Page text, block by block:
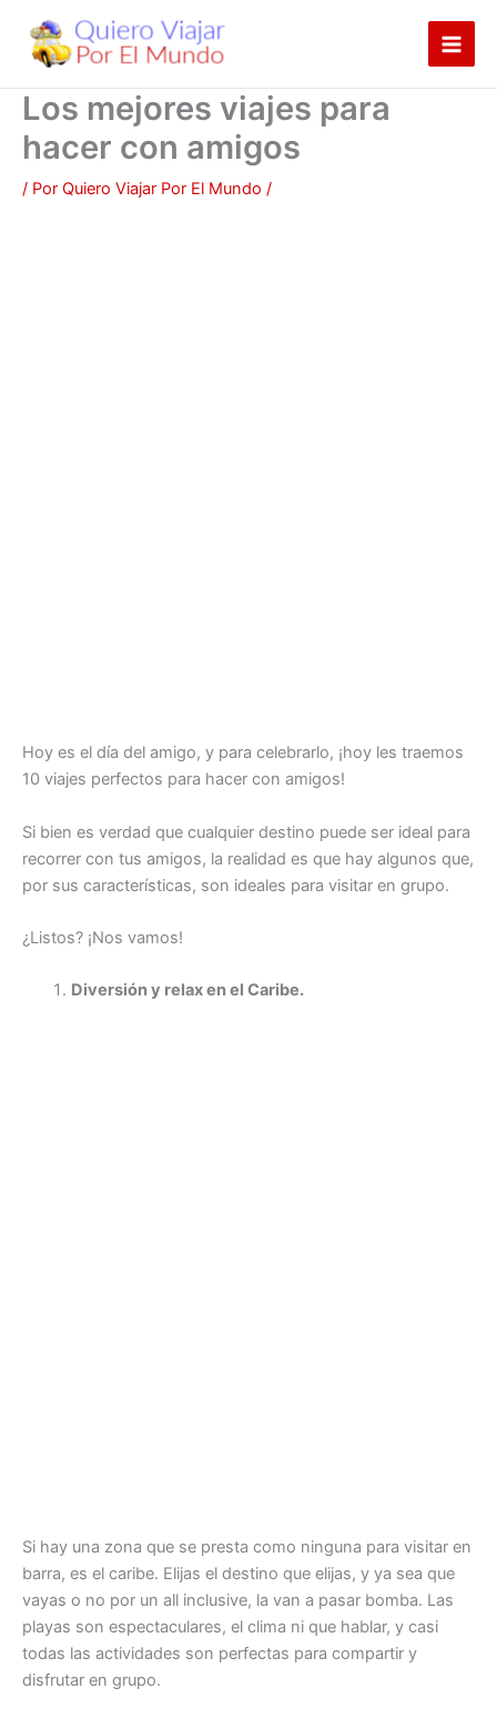
contenido
Los mejores viajes para
hacer con amigos
/ Por Quiero Viajar Por El Mundo /
Hoy es el día del amigo, y para celebrarlo, ¡hoy les traemos
10 viajes perfectos para hacer con amigos!
Si bien es verdad que cualquier destino puede ser ideal para
recorrer con tus amigos, la realidad es que hay algunos que,
por sus características, son ideales para visitar en grupo.
¿Listos? ¡Nos vamos!
Diversión y relax en el Caribe.
Si hay una zona que se presta como ninguna para visitar en
barra, es el caribe. Elijas el destino que elijas, y ya sea que
vayas o no por un all inclusive, la van a pasar bomba. Las
playas son espectaculares, el clima ni que hablar, y casi
todas las actividades son perfectas para compartir y
disfrutar en grupo.